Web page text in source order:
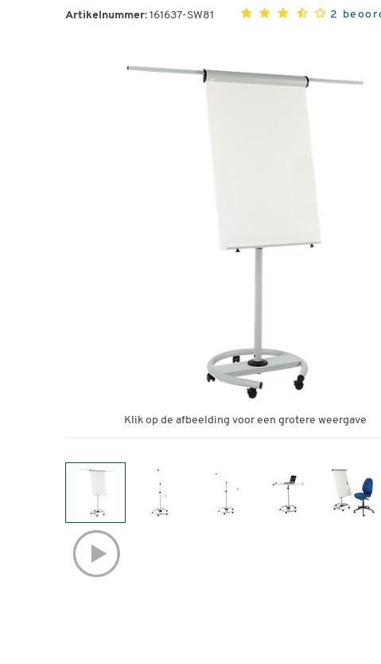
Artikelnummer: 161637-SW81 2
Klik op de afbeelding voor een grotere weergave